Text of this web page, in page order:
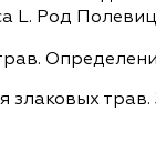
L. Род
злаковых